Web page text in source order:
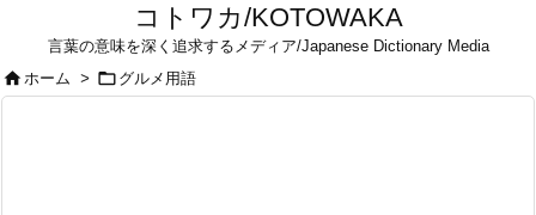
コトワカ/KOTOWAKA
言葉の意味を深く追求するメディア/Japanese Dictionary Media
ホーム >  グルメ用語